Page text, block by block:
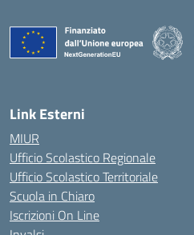
Link Esterni
MIUR
Ufficio Scolastico Regionale
Ufficio Scolastico Territoriale
Scuola in Chiaro
Iscrizioni On Line